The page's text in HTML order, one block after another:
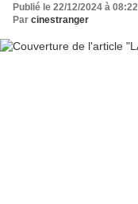
Publié le 22/12/2024 à 08:22
Par cinestranger